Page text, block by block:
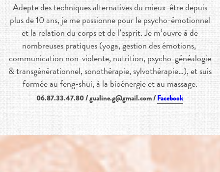
Adepte des techniques alternatives du mieux-être depuis
plus de 10 ans, je me passionne pour le psycho-émotionnel
et la relation du corps et de l’esprit. Je m’ouvre à de
nombreuses pratiques (yoga, gestion des émotions,
communication non-violente, nutrition, psycho-généalogie
& transgénérationnel, sonothérapie, sylvothérapie…), et suis
formée au feng-shui, à la bioénergie et au massage.
06.87.33.47.80 /gualine.g@gmail.com /Facebook